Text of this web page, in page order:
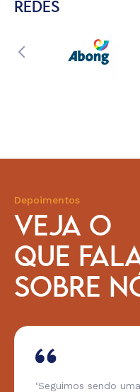
REDES
Depoimentos
VEJA O
QUE
SOBRE
‘Seguimos sendo